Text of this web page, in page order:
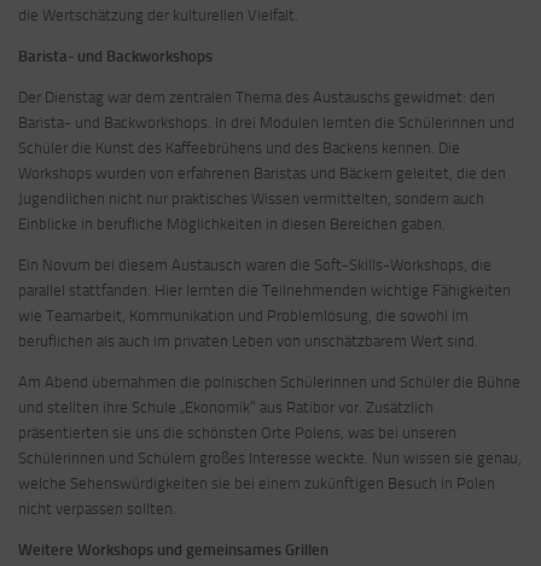
die Wertschätzung der kulturellen Vielfalt.
Barista- und Backworkshops
Der Dienstag war dem zentralen Thema des Austauschs gewidmet: den
Barista- und Backworkshops. In drei Modulen lernten die Schülerinnen und
Schüler die Kunst des Kaffeebrühens und des Backens kennen. Die
Workshops wurden von erfahrenen Baristas und Bäckern geleitet, die den
Jugendlichen nicht nur praktisches Wissen vermittelten, sondern auch
Einblicke in berufliche Möglichkeiten in diesen Bereichen gaben.
Ein Novum bei diesem Austausch waren die Soft-Skills-Workshops, die
parallel stattfanden. Hier lernten die Teilnehmenden wichtige Fähigkeiten
wie Teamarbeit, Kommunikation und Problemlösung, die sowohl im
beruflichen als auch im privaten Leben von unschätzbarem Wert sind.
Am Abend übernahmen die polnischen Schülerinnen und Schüler die Bühne
und stellten ihre Schule „Ekonomik“ aus Ratibor vor. Zusätzlich
präsentierten sie uns die schönsten Orte Polens, was bei unseren
Schülerinnen und Schülern großes Interesse weckte. Nun wissen sie genau,
welche Sehenswürdigkeiten sie bei einem zukünftigen Besuch in Polen
nicht verpassen sollten.
Weitere Workshops und gemeinsames Grillen